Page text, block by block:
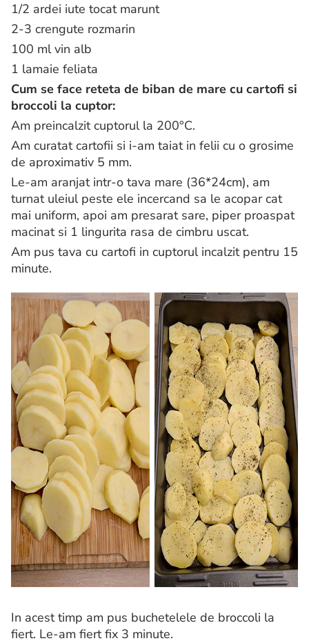
1/2 ardei iute tocat marunt
2-3 crengute rozmarin
100 ml vin alb
1 lamaie feliata
Cum se face reteta de biban de mare cu cartofi si
broccoli la cuptor:
Am preincalzit cuptorul la 200°C.
Am curatat cartofii si i-am taiat in felii cu o grosime
de aproximativ 5 mm.
Le-am aranjat intr-o tava mare (36*24cm), am
turnat uleiul peste ele incercand sa le acopar cat
mai uniform, apoi am presarat sare, piper proaspat
macinat si 1 lingurita rasa de cimbru uscat.
Am pus tava cu cartofi in cuptorul incalzit pentru 15
minute.
In acest timp am pus buchetelele de broccoli la
fiert. Le-am fiert fix 3 minute.